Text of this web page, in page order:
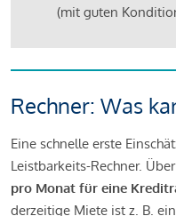
(mit guten
Rechner: Was
Eine schnelle erste
Leistbarkeits-Rechner.
pro Monat für eine
derzeitige Miete ist z. B.